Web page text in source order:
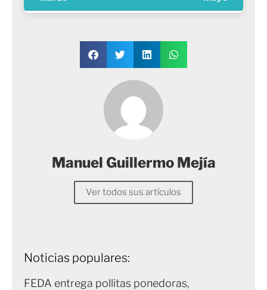
Manuel Guillermo Mejía
Ver todos sus artículos
Noticias populares:
FEDA entrega pollitas ponedoras,